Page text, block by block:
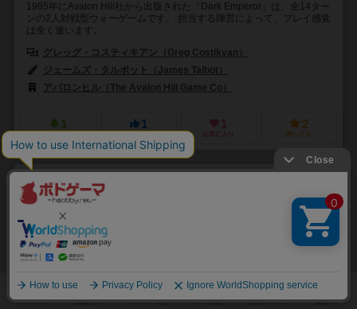
1985年にAvalon Hill社から出版された『Dark Emperor』は、全14ター
ンの2人対戦型ウォーゲームです。 担当する陣営によって、プレイ感覚
は全く違います。
グレッグ・コスティキアン（Greg Costikyan）
ジェームズ・タルボット（James Talbot）
アバロンヒル（The Avalon Hill Game Co）
1 1 1
お気に入り
2
持ってる